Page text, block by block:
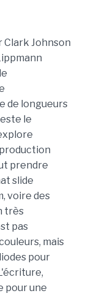
Clark Johnson
de longueurs
le
prendre
slide
voire des
très
pas
mais
pour
pour une